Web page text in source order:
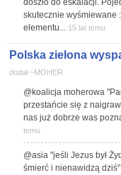
doszło do eskalacji.
skutecznie wyśmiewane
elementu... 15 lat temu
Polska zielona
dodał ~MOHER
@koalicja moherowa
przestańcie się z
nas już dobrze was
temu
@asia "jeśli Jezus był
śmierć i nienawidzą